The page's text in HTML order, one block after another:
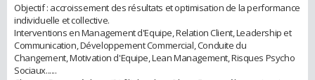
Objectif : accroissement des résultats et optimisation de la performance
individuelle et collective.
Interventions en Management d'Equipe, Relation Client, Leadership et
Communication, Développement Commercial, Conduite du
Changement, Motivation d'Equipe, Lean Management, Risques Psycho
Sociaux......